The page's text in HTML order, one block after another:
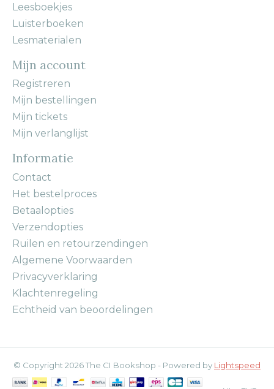
Leesboekjes
Luisterboeken
Lesmaterialen
Mijn account
Registreren
Mijn bestellingen
Mijn tickets
Mijn verlanglijst
Informatie
Contact
Het bestelproces
Betaalopties
Verzendopties
Ruilen en retourzendingen
Algemene Voorwaarden
Privacyverklaring
Klachtenregeling
Echtheid van beoordelingen
© Copyright 2026 The CI Bookshop - Powered by Lightspeed